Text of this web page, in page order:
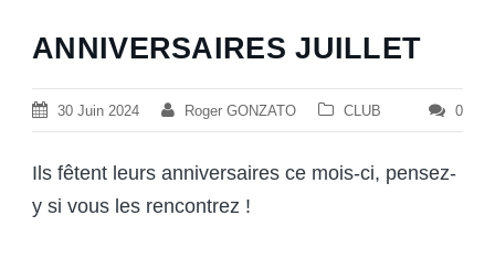
ANNIVERSAIRES JUILLET
30 Juin 2024 Roger GONZATO CLUB 0
Ils fêtent leurs anniversaires ce mois-ci, pensez-
y si vous les rencontrez !